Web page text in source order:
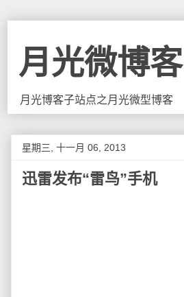
月光微博客
月光博客子站点之月光微型博客
星期三, 十一月 06, 2013
迅雷发布“雷鸟”手机